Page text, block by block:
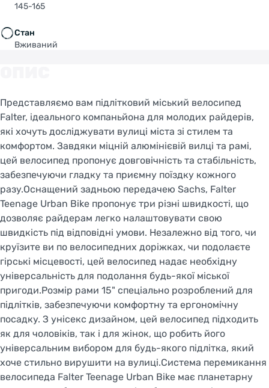
145-165
Стан
Вживаний
Представляємо вам підлітковий міський велосипед
Falter, ідеального компаньйона для молодих райдерів,
які хочуть досліджувати вулиці міста зі стилем та
комфортом. Завдяки міцній алюмінієвій вилці та рамі,
цей велосипед пропонує довговічність та стабільність,
забезпечуючи гладку та приємну поїздку кожного
разу.Оснащений задньою передачею Sachs, Falter
Teenage Urban Bike пропонує три різні швидкості, що
дозволяє райдерам легко налаштовувати свою
швидкість під відповідні умови. Незалежно від того, чи
круїзите ви по велосипедних доріжках, чи подолаєте
гірські місцевості, цей велосипед надає необхідну
універсальність для подолання будь-якої міської
пригоди.Розмір рами 15" спеціально розроблений для
підлітків, забезпечуючи комфортну та ергономічну
посадку. З унісекс дизайном, цей велосипед підходить
як для чоловіків, так і для жінок, що робить його
універсальним вибором для будь-якого підлітка, який
хоче стильно вирушити на вулиці.Система перемикання
велосипеда Falter Teenage Urban Bike має планетарну